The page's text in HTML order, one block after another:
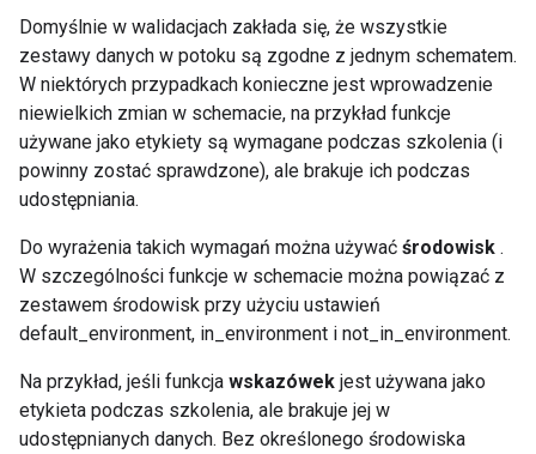
Domyślnie w walidacjach zakłada się, że wszystkie
zestawy danych w potoku są zgodne z jednym schematem.
W niektórych przypadkach konieczne jest wprowadzenie
niewielkich zmian w schemacie, na przykład funkcje
używane jako etykiety są wymagane podczas szkolenia (i
powinny zostać sprawdzone), ale brakuje ich podczas
udostępniania.
Do wyrażenia takich wymagań można używać środowisk .
W szczególności funkcje w schemacie można powiązać z
zestawem środowisk przy użyciu ustawień
default_environment, in_environment i not_in_environment.
Na przykład, jeśli funkcja wskazówek jest używana jako
etykieta podczas szkolenia, ale brakuje jej w
udostępnianych danych. Bez określonego środowiska